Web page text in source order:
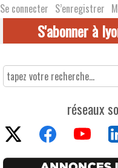
Se connecter S’enregistrer
S'abonner à
réseaux